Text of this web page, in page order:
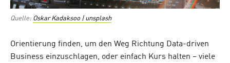
Quelle: Oskar Kadaksoo | unsplash
Orientierung finden, um den Weg Richtung Data-driven
Business einzuschlagen, oder einfach Kurs halten – viele